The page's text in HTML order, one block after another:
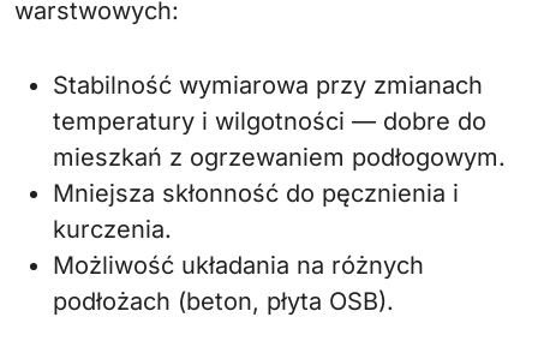
warstwowych:
Stabilność wymiarowa przy zmianach
temperatury i wilgotności — dobre do
mieszkań z ogrzewaniem podłogowym.
Mniejsza skłonność do pęcznienia i
kurczenia.
Możliwość układania na różnych
podłożach (beton, płyta OSB).